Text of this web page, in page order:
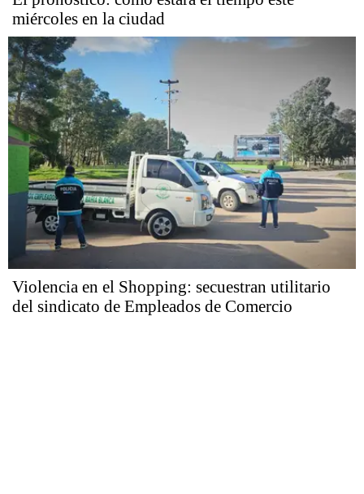
miércoles en la ciudad
Violencia en el Shopping: secuestran utilitario
del sindicato de Empleados de Comercio